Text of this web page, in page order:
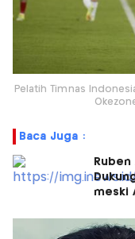
Pelatih Timnas
Baca Juga :
meski